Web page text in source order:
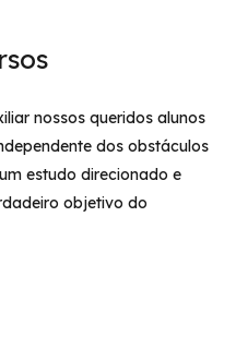
nossos queridos alunos
dos obstáculos
estudo direcionado e
objetivo do